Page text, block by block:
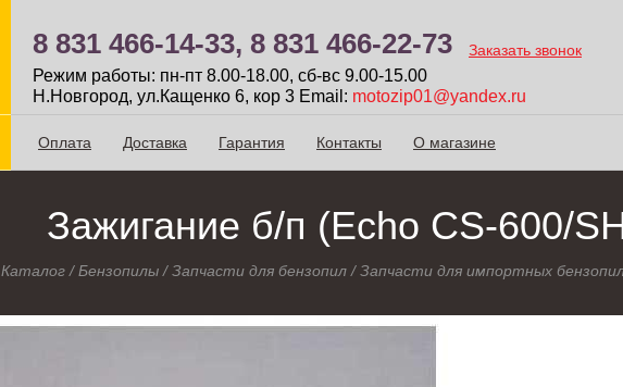
8 831 466-14-33, 8 831 466-22-73 Заказать звонок
Режим работы: пн-пт 8.00-18.00, сб-вc 9.00-15.00
Н.Новгород, ул.Кащенко 6, кор 3 Email: motozip01@yandex.ru
Оплата Доставка Гарантия Контакты О магазине
Зажигание б/п (Echo CS-600/
Каталог/Бензопилы/Запчасти для бензопил/Запчасти для импортных